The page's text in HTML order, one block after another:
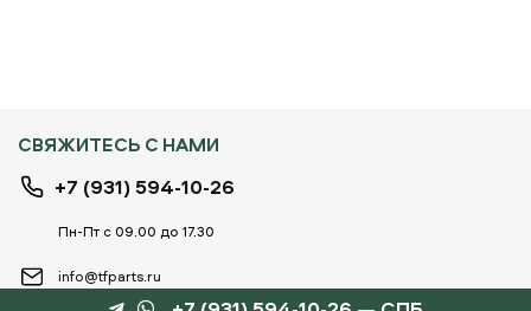
СВЯЖИТЕСЬ С НАМИ
+7 (931) 594-10-26
Пн-Пт с 09.00 до 17.30
info@tfparts.ru